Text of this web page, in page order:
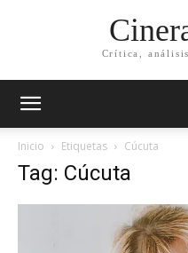
Crítica,
Inicio Etiquetas Cúcuta
Tag: Cúcuta